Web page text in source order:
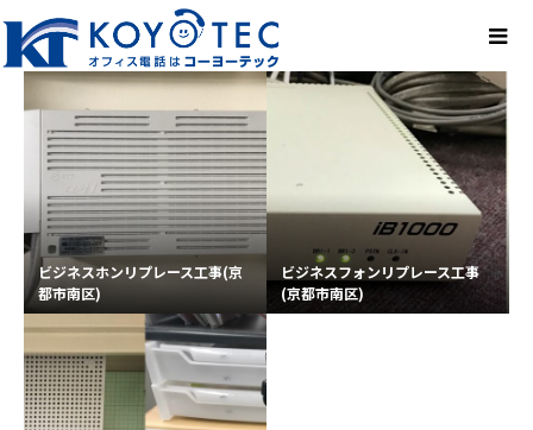
ビジネスホンリプレース工事(京
都市南区)
ビジネスフォンリプレース工事
(京都市南区)